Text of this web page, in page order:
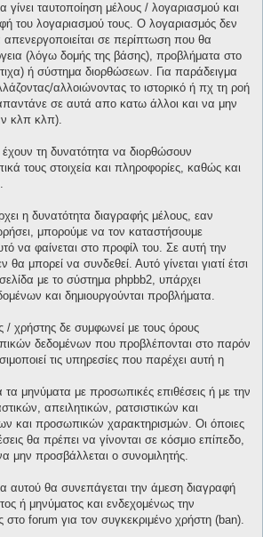
ταυτοποίηση μέλους / λογαριασμού και
του λογαριασμού τους. Ο λογαριασμός δεν
σε περίπτωση που θα
(λόγω δομής της βάσης), προβλήματα στο
ή σύστημα διορθώσεων. Για παράδειγμα
αλλοιώνοντας το ιστορικό ή πχ τη ροή
σε αυτά απο κατω άλλοι και να μην
κλπ κλπ).
έχουν τη δυνατότητα να διορθώσουν
τους στοιχεία και πληροφορίες, καθώς και
η δυνατότητα διαγραφής μέλους, εαν
μπορούμε να τον καταστήσουμε
να φαίνεται στο προφίλ του. Σε αυτή την
μπορεί να συνδεθεί. Αυτό γίνεται γιατί έτσι
με το σύστημα phpbb2, υπάρχει
και δημιουργούνται προβλήματα.
/ χρήστης δε συμφωνεί με τους όρους
δεδομένων που προβλέπονται στο παρόν
τις υπηρεσίες που παρέχει αυτή η
μηνύματα με προσωπικές επιθέσεις ή με την
απειλητικών, ρατσιστικών και
και προσωπικών χαρακτηρισμών. Οι όποιες
θα πρέπει να γίνονται σε κόσμιο επίπεδο,
μην προσβάλλεται ο συνομιλητής.
αυτού θα συνεπάγεται την άμεση διαγραφή
ή μηνύματος και ενδεχομένως την
forum για τον συγκεκριμένο χρήστη (ban).